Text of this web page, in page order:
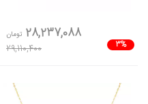
3%
28,237,088 تومان
29,110,400